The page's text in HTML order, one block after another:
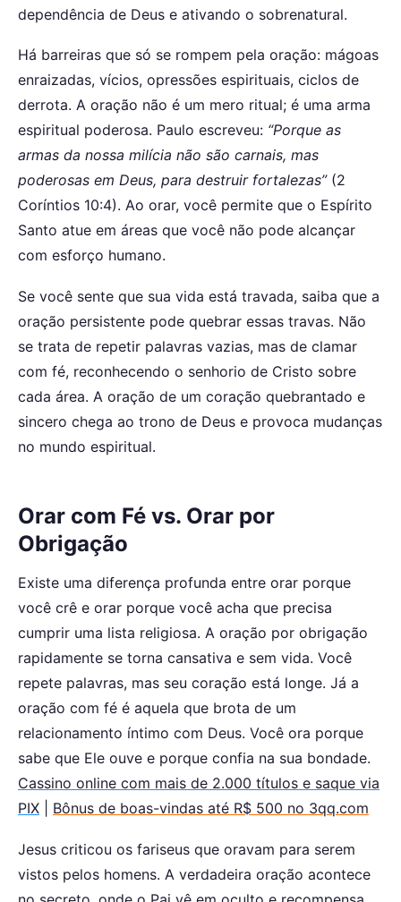
dependência de Deus e ativando o sobrenatural.
Há barreiras que só se rompem pela oração: mágoas
enraizadas, vícios, opressões espirituais, ciclos de
derrota. A oração não é um mero ritual; é uma arma
espiritual poderosa. Paulo escreveu: “Porque as
armas da nossa milícia não são carnais, mas
poderosas em Deus, para destruir fortalezas”(2
Coríntios 10:4). Ao orar, você permite que o Espírito
Santo atue em áreas que você não pode alcançar
com esforço humano.
Se você sente que sua vida está travada, saiba que a
oração persistente pode quebrar essas travas. Não
se trata de repetir palavras vazias, mas de clamar
com fé, reconhecendo o senhorio de Cristo sobre
cada área. A oração de um coração quebrantado e
sincero chega ao trono de Deus e provoca mudanças
no mundo espiritual.
Orar com Fé vs. Orar por
Obrigação
Existe uma diferença profunda entre orar porque
você crê e orar porque você acha que precisa
cumprir uma lista religiosa. A oração por obrigação
rapidamente se torna cansativa e sem vida. Você
repete palavras, mas seu coração está longe. Já a
oração com fé é aquela que brota de um
relacionamento íntimo com Deus. Você ora porque
sabe que Ele ouve e porque confia na sua bondade.
Cassino online com mais de 2.000 títulos e saque via
PIX
Bônus de boas-vindas até R$ 500 no 3qq.com
Jesus criticou os fariseus que oravam para serem
vistos pelos homens. A verdadeira oração acontece